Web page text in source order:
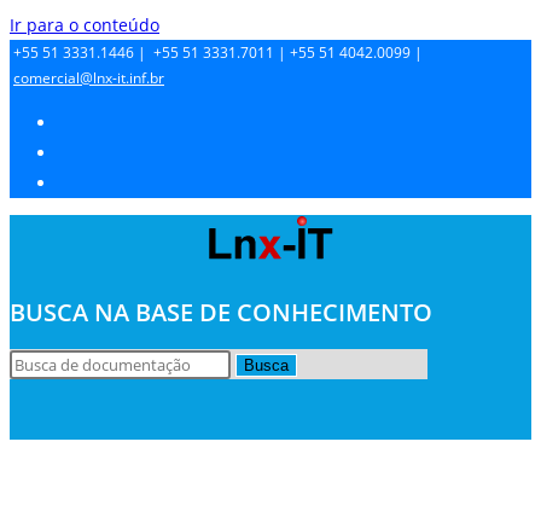
Ir para o conteúdo
+55 51 3331.1446 | +55 51 3331.7011 | +55 51 4042.0099 |
comercial@lnx-it.inf.br
BUSCA NA BASE DE CONHECIMENTO
Busca